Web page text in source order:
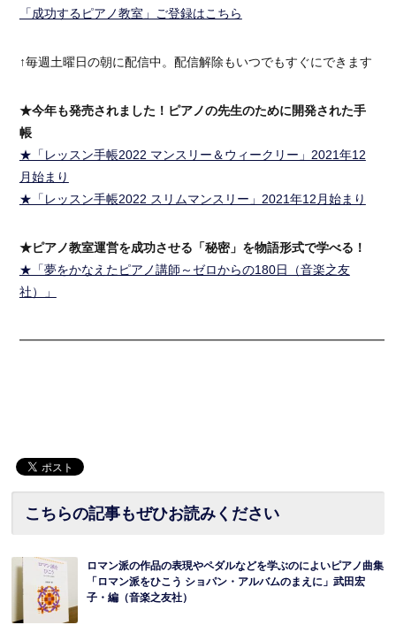
「成功するピアノ教室」ご登録はこちら
↑毎週土曜日の朝に配信中。配信解除もいつでもすぐにできます
★今年も発売されました！ピアノの先生のために開発された手
帳
★「レッスン手帳2022 マンスリー＆ウィークリー」2021年12
月始まり
★「レッスン手帳2022 スリムマンスリー」2021年12月始まり
★ピアノ教室運営を成功させる「秘密」を物語形式で学べる！
★「夢をかなえたピアノ講師～ゼロからの180日（音楽之友
社）」
こちらの記事もぜひお読みください
ロマン派の作品の表現やペダルなどを学ぶのによいピアノ曲集
「ロマン派をひこう ショパン・アルバムのまえに」武田宏
子・編（音楽之友社）